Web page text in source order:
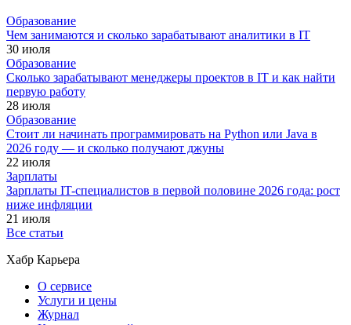
Образование
Чем занимаются и сколько зарабатывают аналитики в IT
30 июля
Образование
Сколько зарабатывают менеджеры проектов в IT и как найти
первую работу
28 июля
Образование
Стоит ли начинать программировать на Python или Java в
2026 году — и сколько получают джуны
22 июля
Зарплаты
Зарплаты IT-специалистов в первой половине 2026 года: рост
ниже инфляции
21 июля
Все статьи
Хабр Карьера
О сервисе
Услуги и цены
Журнал